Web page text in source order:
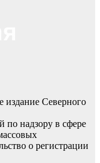
издание Северного
по надзору в сфере
о регистрации